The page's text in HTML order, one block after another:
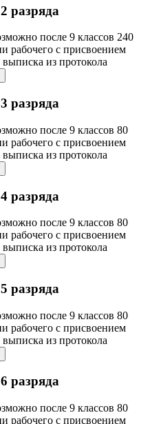
разряда
после 9 классов 240
рабочего с присвоением
из протокола
разряда
после 9 классов 80
рабочего с присвоением
из протокола
разряда
после 9 классов 80
рабочего с присвоением
из протокола
разряда
после 9 классов 80
рабочего с присвоением
из протокола
разряда
после 9 классов 80
рабочего с присвоением